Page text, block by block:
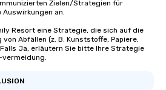
us an ideal
group event.
Booking
allows you to
guests
is taken care
Zielen/Strategien für
an.
Resort eine Strategie, die sich auf die
Abfällen (z. B. Kunststoffe, Papiere,
Ja, erläutern Sie bitte Ihre Strategie